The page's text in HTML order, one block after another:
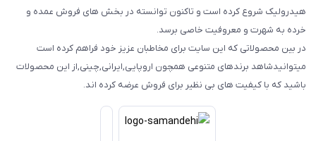
هیدرولیک شروع کرده است و تاکنون توانسته در بخش های فروش عمده و
خرده به شهرت و معروفیت خاصی برسد.
در بین محصولاتی که این سایت برای مخاطبان عزیز خود فراهم کرده است
میتوانیدشاهد برندهای متنوعی همچون اروپایی,ایرانی,چینی,از این محصولات
باشید که با کیفیت های بی نظیر برای فروش عرضه کرده اند.